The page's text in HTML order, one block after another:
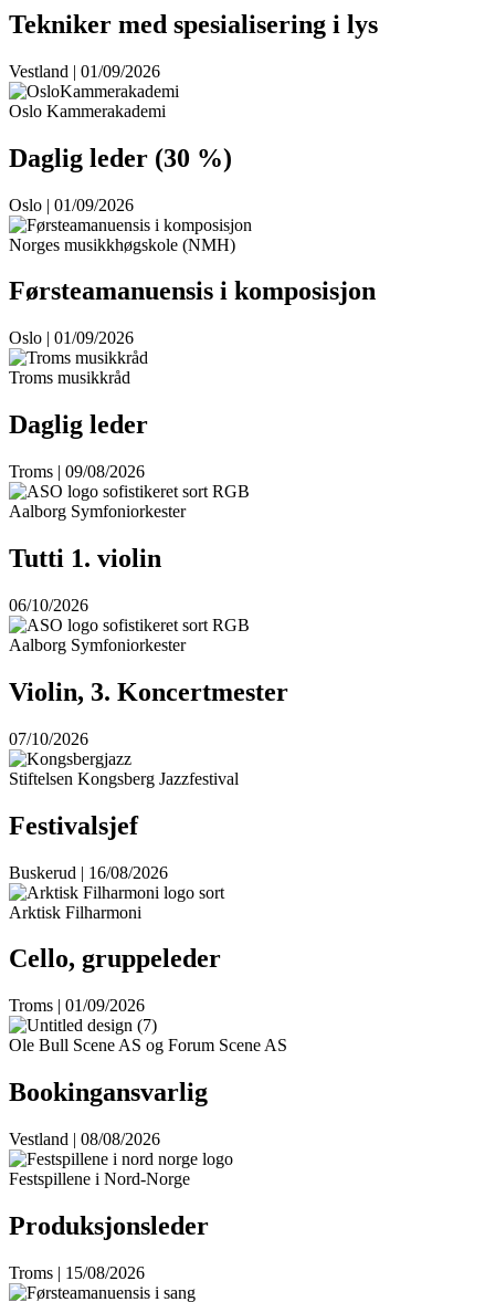
Tekniker med spesialisering i lys
Vestland | 01/09/2026
Oslo Kammerakademi
Daglig leder (30 %)
Oslo | 01/09/2026
Norges musikkhøgskole (NMH)
Førsteamanuensis i komposisjon
Oslo | 01/09/2026
Troms musikkråd
Daglig leder
Troms | 09/08/2026
Aalborg Symfoniorkester
Tutti 1. violin
06/10/2026
Aalborg Symfoniorkester
Violin, 3. Koncertmester
07/10/2026
Stiftelsen Kongsberg Jazzfestival
Festivalsjef
Buskerud | 16/08/2026
Arktisk Filharmoni
Cello, gruppeleder
Troms | 01/09/2026
Ole Bull Scene AS og Forum Scene AS
Bookingansvarlig
Vestland | 08/08/2026
Festspillene i Nord-Norge
Produksjonsleder
Troms | 15/08/2026